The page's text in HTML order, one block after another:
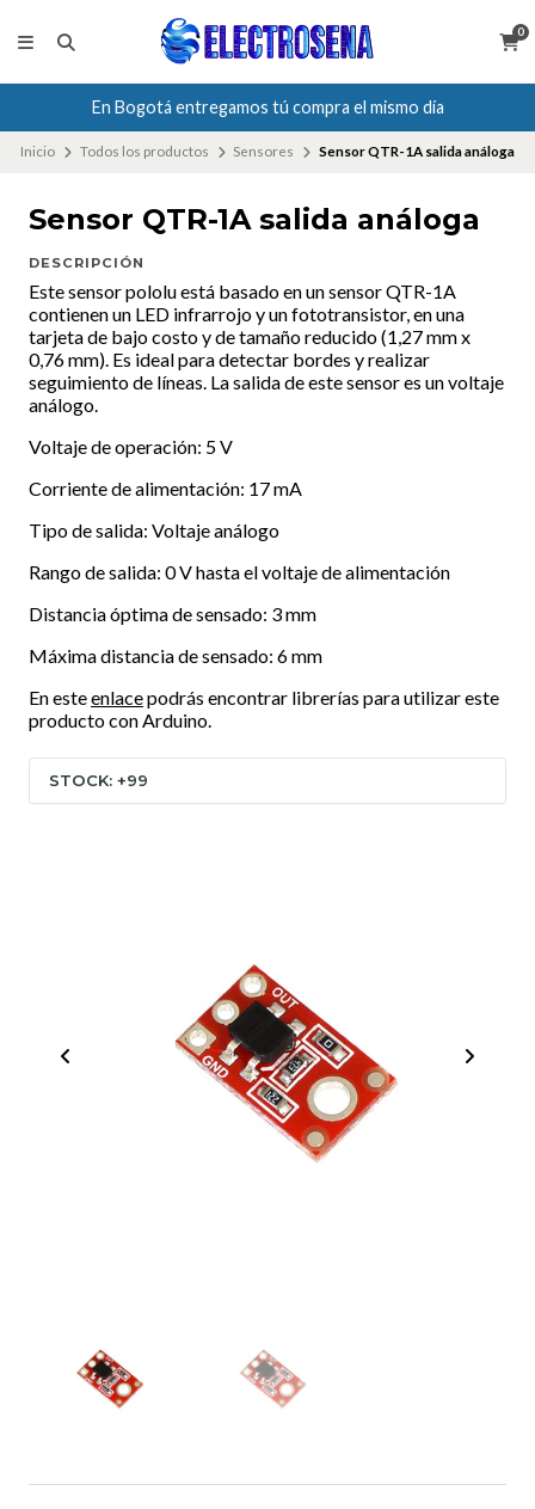
0
En Bogotá entregamos tú compra el mismo día
Inicio Todos los productos Sensores Sensor QTR-1A salida análoga
Sensor QTR-1A salida análoga
DESCRIPCIÓN
Este sensor pololu está basado en un sensor QTR-1A
contienen un LED infrarrojo y un fototransistor, en una
tarjeta de bajo costo y de tamaño reducido (1,27 mm x
0,76 mm). Es ideal para detectar bordes y realizar
seguimiento de líneas. La salida de este sensor es un voltaje
análogo.
Voltaje de operación: 5 V
Corriente de alimentación: 17 mA
Tipo de salida: Voltaje análogo
Rango de salida: 0 V hasta el voltaje de alimentación
Distancia óptima de sensado: 3 mm
Máxima distancia de sensado: 6 mm
En esteenlacepodrás encontrar librerías para utilizar este
producto con Arduino.
STOCK: +99